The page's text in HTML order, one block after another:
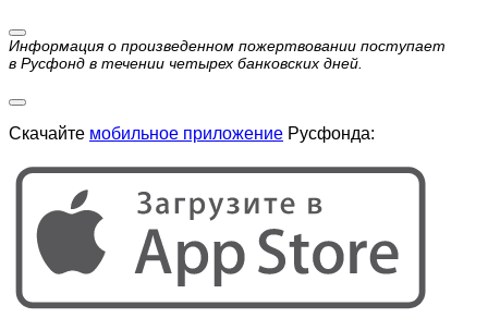
Информация о произведенном пожертвовании поступает
в Русфонд в течении четырех банковских дней.
Скачайте мобильное приложение Русфонда: